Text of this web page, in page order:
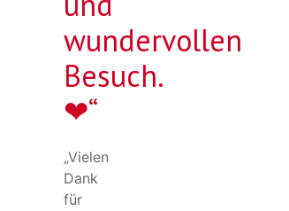
wundervollen
Besuch.
❤“
„Vielen
Dank
für